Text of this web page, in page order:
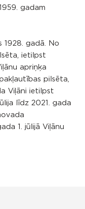
gadam
1928. gadā. No
ietilpst
apriņķa
pilsēta,
Viļāni ietilpst
līdz 2021. gada
1. jūlijā Viļānu